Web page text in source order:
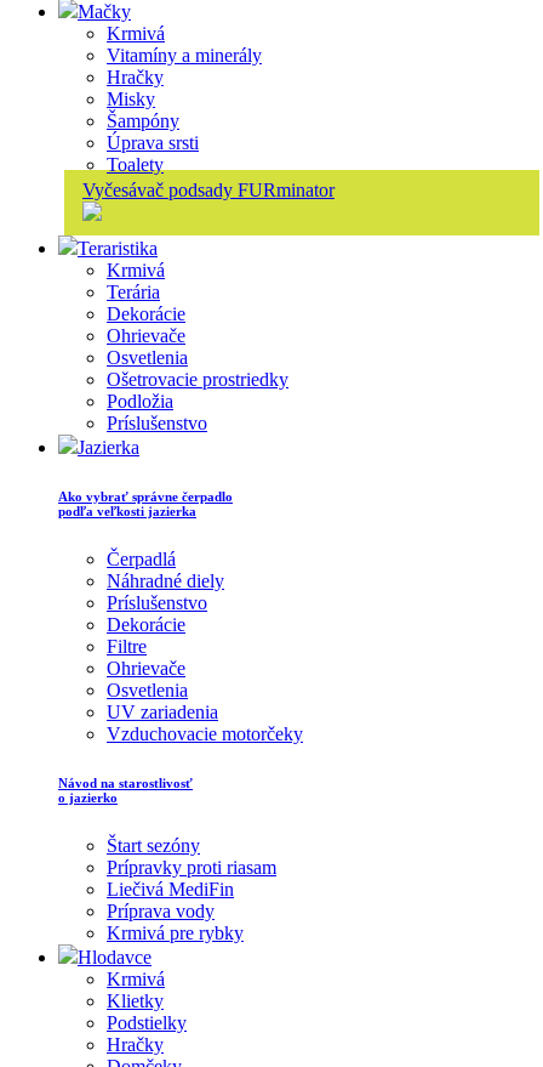
Mačky
Krmivá
Vitamíny a minerály
Hračky
Misky
Šampóny
Úprava srsti
Toalety
Vyčesávač podsady FURminator
Teraristika
Krmivá
Terária
Dekorácie
Ohrievače
Osvetlenia
Ošetrovacie prostriedky
Podložia
Príslušenstvo
Jazierka
Ako vybrať správne čerpadlo
podľa veľkosti jazierka
Čerpadlá
Náhradné diely
Príslušenstvo
Dekorácie
Filtre
Ohrievače
Osvetlenia
UV zariadenia
Vzduchovacie motorčeky
Návod na starostlivosť
o jazierko
Štart sezóny
Prípravky proti riasam
Liečivá MediFin
Príprava vody
Krmivá pre rybky
Hlodavce
Krmivá
Klietky
Podstielky
Hračky